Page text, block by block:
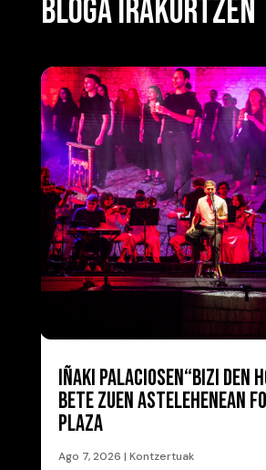
BLOGA IRAKURTZEN
IÑAKI PALACIOSEN“BIZI DEN
BETE ZUEN ASTELEHENEAN
PLAZA
Ago 7, 2026 | Kontzertuak